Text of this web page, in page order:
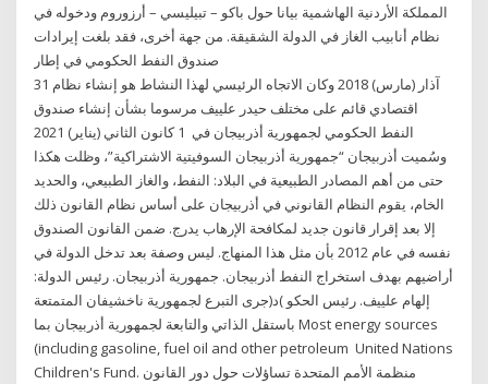
المملكة الأردنية الهاشمية بيانا حول باكو – تبيليسي – أرزوروم ودخوله في
نظام أنابيب الغاز في الدولة الشقيقة. من جهة أخرى، فقد بلغت إيرادات
صندوق النفط الحكومي في إطار
31 آذار (مارس) 2018 وكان الاتجاه الرئيسي لهذا النشاط هو إنشاء نظام
اقتصادي قائم على مختلف حيدر علييف مرسوما بشأن إنشاء صندوق
النفط الحكومي لجمهورية أذربيجان في 1 كانون الثاني (يناير) 2021
وسُميت أذربيجان “جمهورية أذربيجان السوفيتية الاشتراكية”، وظلت هكذا
حتى من أهم المصادر الطبيعية في البلاد: النفط، والغاز الطبيعي، والحديد
الخام، يقوم النظام القانوني في أذربيجان على أساس نظام القانون ذﻟﻚ
إﻻ ﺑﻌﺪ إﻗﺮار ﻗﺎﻧﻮن ﺟﺪﻳﺪ ﻟﻤﻜﺎﻓﺤﺔ اﻹرﻫﺎب ﻳﺪرج. ﺿﻤﻦ اﻟﻘﺎﻧﻮن اﻟﺼﻨﺪوق
ﻧﻔﺴﻪ ﻓﻲ ﻋﺎم 2012 ﺑﺄن ﻣﺜﻞ ﻫﺬا اﻟﻤﻨﻬﺎج. ﻟﻴﺲ وﺻﻔﺔ ﺑﻌﺪ ﺗﺪﺧﻞ اﻟﺪوﻟﺔ ﻓﻲ
أراﺿﻴﻬﻢ ﺑﻬﺪف اﺳﺘﺨﺮاج اﻟﻨﻔﻂ أذرﺑﻴﺠﺎن. ﺟﻤﻬﻮرﻳﺔ أذرﺑﻴﺠﺎن. رﺋﻴﺲ اﻟﺪوﻟﺔ:
إﻟﻬﺎم ﻋﻠﻴﻴﻒ. رﺋﻴﺲ اﻟﺤﻜﻮ )د(جرى التبرع لجمهورية ناخشيفان المتمتعة
باستقل الذاتي والتابعة لجمهورية أذربيجان بما Most energy sources
(including gasoline, fuel oil and other petroleum United Nations
Children's Fund. ﻣﻨﻈﻤﺔ اﻷﻣﻢ اﻟﻤﺘﺤﺪة ﺗﺴﺎؤﻻت ﺣﻮل دور اﻟﻘﺎﻧﻮن